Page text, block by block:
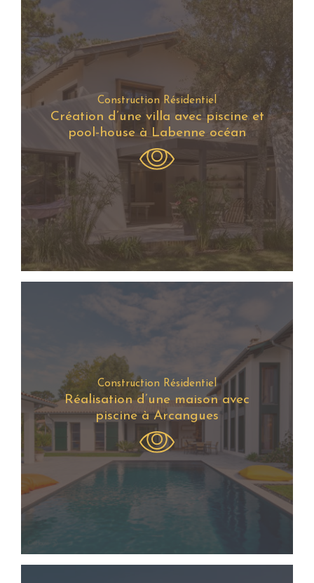
Construction Résidentiel
Création d’une villa avec piscine et
pool-house à Labenne océan
Construction Résidentiel
Réalisation d’une maison avec
piscine à Arcangues